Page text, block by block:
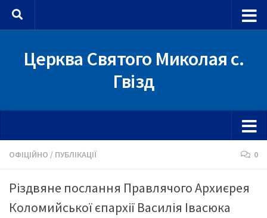
Skip to content
Церква Святого Миколая с.
Гвізд
ОФІЦІЙНО / ПУБЛІКАЦІЇ 0
Різдвяне послання Правлячого Архиєрея
Коломийської єпархії Василія Івасюка